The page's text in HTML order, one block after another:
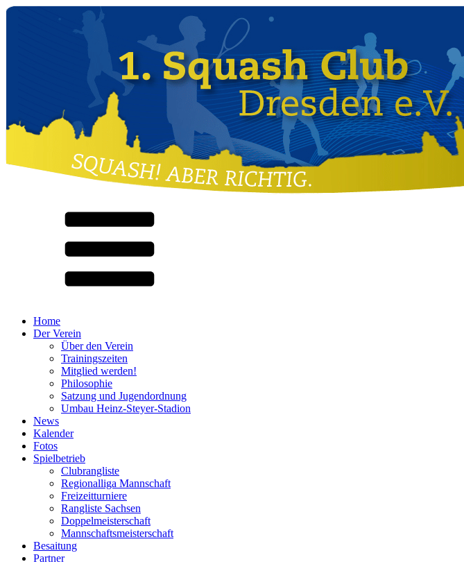
Home
Der Verein
Über den Verein
Trainingszeiten
Mitglied werden!
Philosophie
Satzung und Jugendordnung
Umbau Heinz-Steyer-Stadion
News
Kalender
Fotos
Spielbetrieb
Clubrangliste
Regionalliga Mannschaft
Freizeitturniere
Rangliste Sachsen
Doppelmeisterschaft
Mannschaftsmeisterschaft
Besaitung
Partner